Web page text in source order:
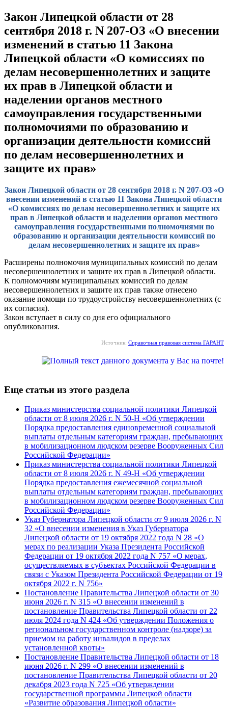
Закон Липецкой области от 28
сентября 2018 г. N 207-ОЗ «О внесении
изменений в статью 11 Закона
Липецкой области «О комиссиях по
делам несовершеннолетних и защите
их прав в Липецкой области и
наделении органов местного
самоуправления государственными
полномочиями по образованию и
организации деятельности комиссий
по делам несовершеннолетних и
защите их прав»
Закон Липецкой области от 28 сентября 2018 г. N 207-ОЗ «О
внесении изменений в статью 11 Закона Липецкой области
«О комиссиях по делам несовершеннолетних и защите их
прав в Липецкой области и наделении органов местного
самоуправления государственными полномочиями по
образованию и организации деятельности комиссий по
делам несовершеннолетних и защите их прав»
Расширены полномочия муниципальных комиссий по делам
несовершеннолетних и защите их прав в Липецкой области.
К полномочиям муниципальных комиссий по делам
несовершеннолетних и защите их прав также отнесено
оказание помощи по трудоустройству несовершеннолетних (с
их согласия).
Закон вступает в силу со дня его официального
опубликования.
Источник: Справочная правовая система ГАРАНТ
Еще статьи из этого раздела
Приказ министерства социальной политики Липецкой
области от 8 июля 2026 г. N 50-Н «Об утверждении
Порядка предоставления единовременной социальной
выплаты отдельным категориям граждан, пребывающих
в мобилизационном людском резерве Вооруженных Сил
Российской Федерации»
Приказ министерства социальной политики Липецкой
области от 8 июля 2026 г. N 49-Н «Об утверждении
Порядка предоставления ежемесячной социальной
выплаты отдельным категориям граждан, пребывающих
в мобилизационном людском резерве Вооруженных Сил
Российской Федерации»
Указ Губернатора Липецкой области от 9 июля 2026 г. N
32 «О внесении изменения в Указ Губернатора
Липецкой области от 19 октября 2022 года N 28 «О
мерах по реализации Указа Президента Российской
Федерации от 19 октября 2022 года N 757 «О мерах,
осуществляемых в субъектах Российской Федерации в
связи с Указом Президента Российской Федерации от 19
октября 2022 г. N 756»
Постановление Правительства Липецкой области от 30
июня 2026 г. N 315 «О внесении изменений в
постановление Правительства Липецкой области от 22
июля 2024 года N 424 «Об утверждении Положения о
региональном государственном контроле (надзоре) за
приемом на работу инвалидов в пределах
установленной квоты»
Постановление Правительства Липецкой области от 18
июня 2026 г. N 299 «О внесении изменений в
постановление Правительства Липецкой области от 20
декабря 2023 года N 725 «Об утверждении
государственной программы Липецкой области
«Развитие образования Липецкой области»